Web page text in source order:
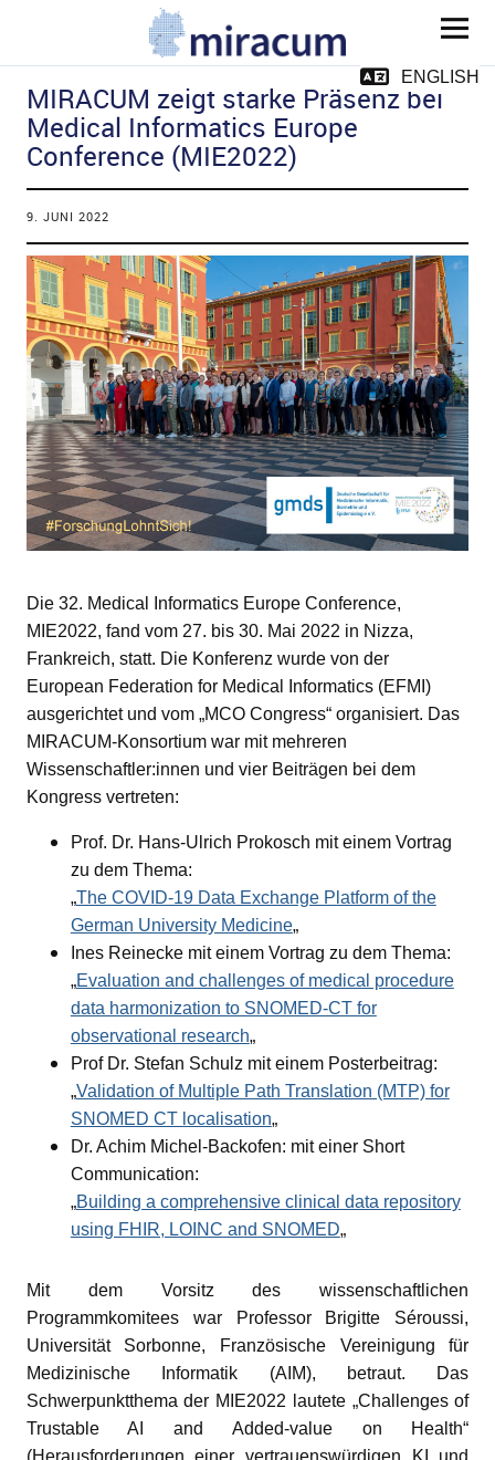
MIRACUM ENGLISH
Menü aufklappen
Menü aufklappen
Menü aufklappen
MIRACUM zeigt starke Präsenz bei
Medical Informatics Europe
Conference (MIE2022)
9. JUNI 2022
Die 32. Medical Informatics Europe Conference,
MIE2022, fand vom 27. bis 30. Mai 2022 in Nizza,
Frankreich, statt. Die Konferenz wurde von der
European Federation for Medical Informatics (EFMI)
ausgerichtet und vom „MCO Congress“ organisiert. Das
MIRACUM-Konsortium war mit mehreren
Wissenschaftler:innen und vier Beiträgen bei dem
Kongress vertreten:
Prof. Dr. Hans-Ulrich Prokosch mit einem Vortrag
zu dem Thema:
„The COVID-19 Data Exchange Platform of the
German University Medicine„
Ines Reinecke mit einem Vortrag zu dem Thema:
„Evaluation and challenges of medical procedure
data harmonization to SNOMED-CT for
observational research„
Prof Dr. Stefan Schulz mit einem Posterbeitrag:
„Validation of Multiple Path Translation (MTP) for
SNOMED CT localisation„
Dr. Achim Michel-Backofen: mit einer Short
Communication:
„Building a comprehensive clinical data repository
using FHIR, LOINC and SNOMED„
Mit dem Vorsitz des wissenschaftlichen
Programmkomitees war Professor Brigitte Séroussi,
Universität Sorbonne, Französische Vereinigung für
Medizinische Informatik (AIM), betraut. Das
Schwerpunktthema der MIE2022 lautete „Challenges of
Trustable AI and Added-value on Health“
(Herausforderungen einer vertrauenswürdigen KI und